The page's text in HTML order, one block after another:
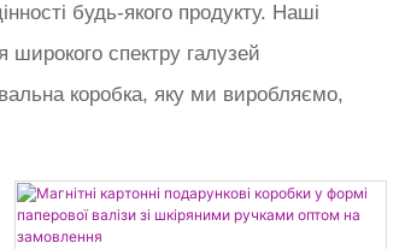
будь-якого продукту. Наші
широкого спектру галузей
коробка, яку ми виробляємо,